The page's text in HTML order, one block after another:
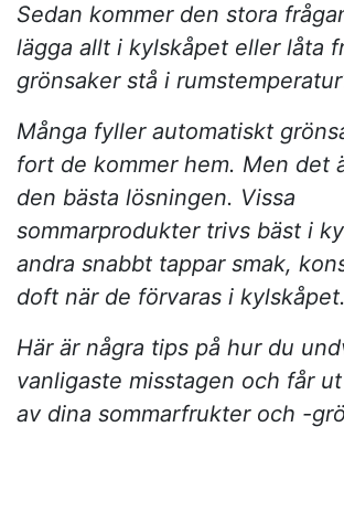
Sedan kommer den stora
lägga allt i kylskåpet eller låta
grönsaker stå i
Många fyller automatiskt
fort de kommer hem. Men det
den bästa lösningen. Vissa
sommarprodukter trivs bäst i
andra snabbt tappar smak,
doft när de förvaras i kylskåpet.
Här är några tips på hur du
vanligaste misstagen och får
av dina sommarfrukter och -